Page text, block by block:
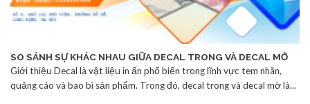
SO SÁNH SỰ KHÁC NHAU GIỮA DECAL TRONG VÀ DECAL MỜ
Giới thiệu Decal là vật liệu in ấn phổ biến trong lĩnh vực tem nhãn,
quảng cáo và bao bì sản phẩm. Trong đó, decal trong và decal mờ là...